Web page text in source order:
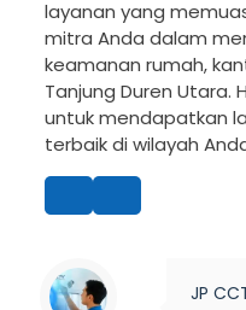
layanan yang
mitra Anda dalam
keamanan rumah,
Tanjung Duren Utara.
untuk mendapatkan
terbaik di wilayah
JP